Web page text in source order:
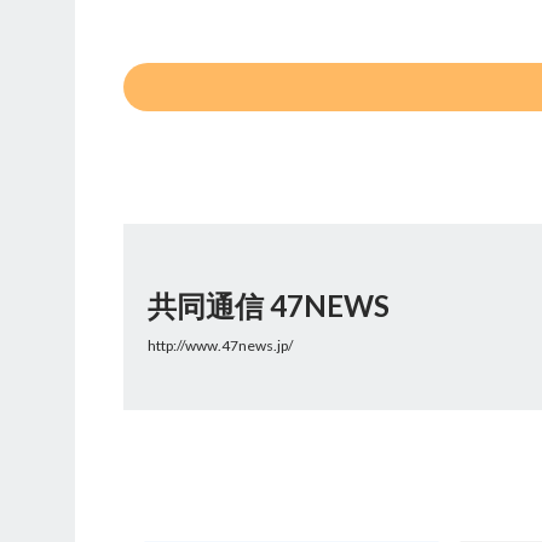
共同通信 47NEWS
http://www.47news.jp/